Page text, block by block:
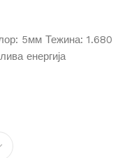
5мм Тежина: 1.680
енергија
ден.